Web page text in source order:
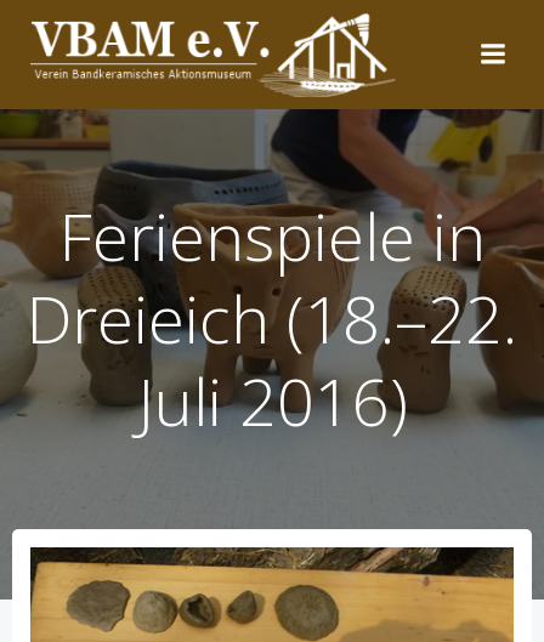
Inhalt
springen
Ferienspiele in
Dreieich (18.–22.
Juli 2016)